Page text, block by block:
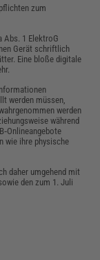
zum
Abs. 1 ElektroG
Gerät schriftlich
Eine bloße digitale
werden müssen,
werden
während
wie ihre physische
daher umgehend mit
den zum 1. Juli